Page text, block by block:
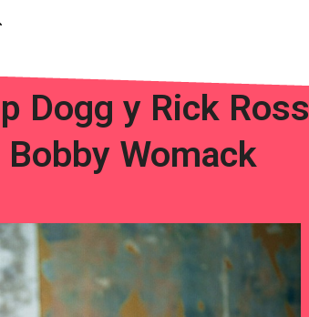
Dogg y Rick Ross
Womack